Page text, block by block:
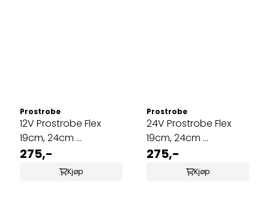
Prostrobe
12V Prostrobe Flex
19cm, 24cm ...
275,-
Kjøp
Prostrobe
24V Prostrobe Flex
19cm, 24cm ...
275,-
Kjøp